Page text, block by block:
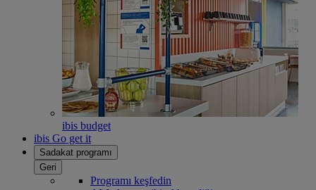
ibis budget
ibis Go get it
Sadakat programı
Geri
Programı keşfedin